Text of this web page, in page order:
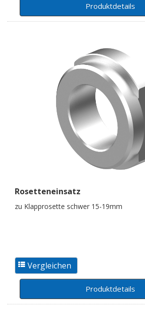
Produktdetails
Rosetteneinsatz
zu Klapprosette schwer 15-19mm
Produktdetails